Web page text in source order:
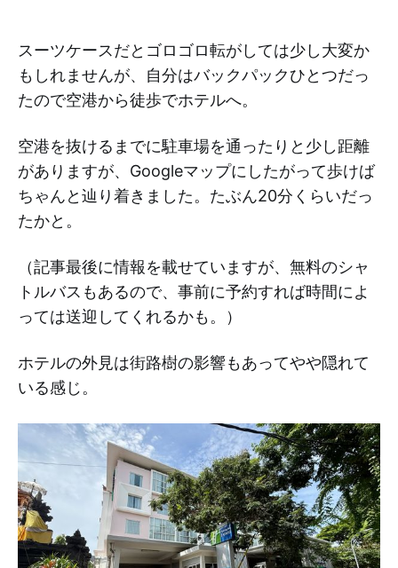
スーツケースだとゴロゴロ転がしては少し大変か
もしれませんが、自分はバックパックひとつだっ
たので空港から徒歩でホテルへ。
空港を抜けるまでに駐車場を通ったりと少し距離
がありますが、Googleマップにしたがって歩けば
ちゃんと辿り着きました。たぶん20分くらいだっ
たかと。
（記事最後に情報を載せていますが、無料のシャ
トルバスもあるので、事前に予約すれば時間によ
っては送迎してくれるかも。）
ホテルの外見は街路樹の影響もあってやや隠れて
いる感じ。